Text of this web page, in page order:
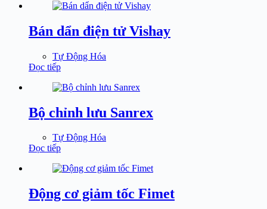
Bán dẩn điện tử Vishay
Tự Động Hóa
Đọc tiếp
Bộ chỉnh lưu Sanrex
Tự Động Hóa
Đọc tiếp
Động cơ giảm tốc Fimet